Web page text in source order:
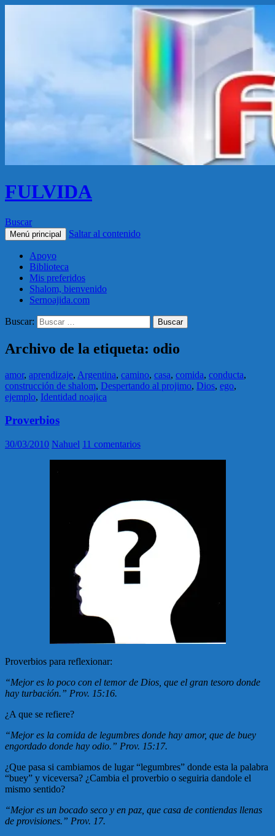
FULVIDA
Buscar
Menú principal Saltar al contenido
Apoyo
Biblioteca
Mis preferidos
Shalom, bienvenido
Sernoajida.com
Buscar:
Archivo de la etiqueta: odio
amor, aprendizaje, Argentina, camino, casa, comida, conducta,
construcción de shalom, Despertando al projimo, Dios, ego,
ejemplo, Identidad noajica
Proverbios
30/03/2010 Nahuel 11 comentarios
Proverbios para reflexionar:
“Mejor es lo poco con el temor de Dios, que el gran tesoro donde
hay turbación.” Prov. 15:16.
¿A que se refiere?
“Mejor es la comida de legumbres donde hay amor, que de buey
engordado donde hay odio.” Prov. 15:17.
¿Que pasa si cambiamos de lugar “legumbres” donde esta la palabra
“buey” y viceversa? ¿Cambia el proverbio o seguiria dandole el
mismo sentido?
“Mejor es un bocado seco y en paz, que casa de contiendas llenas
de provisiones.” Prov. 17.